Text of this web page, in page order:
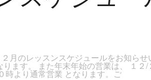
月のレッスンスケジュールをお知らせ
ます。 また年末年始の営業は、 １２
時より通常営業 となります。ご